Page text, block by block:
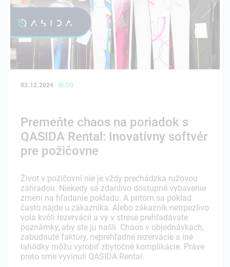
03.12.2024 BLOG
Premeňte chaos na poriadok s
QASIDA Rental: Inovatívny softvér
pre požičovne
Život v požičovni nie je vždy prechádzka ružovou
záhradou. Niekedy sa zdanlivo dostupné vybavenie
zmení na hľadanie pokladu. A pritom sa poklad
často nájde u zákazníka. Alebo zákazník netrpezlivo
volá kvôli rezervácii a vy v strese prehľadávate
poznámky, aby ste ju našli. Chaos v objednávkach,
zabudnuté faktúry, neprehľadné rezervácie a iné
lahôdky môžu vyrobiť zbytočné komplikácie. Práve
preto sme vyvinuli QASIDA Rental.